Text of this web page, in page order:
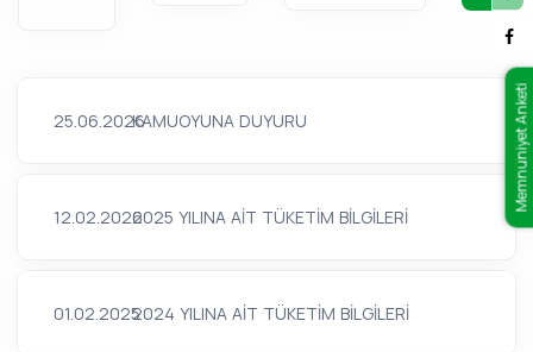
Memnuniyet Anketi
25.06.2026KAMUOYUNA DUYURU
12.02.20262025 YILINA AİT TÜKETİM BİLGİLERİ
01.02.20252024 YILINA AİT TÜKETİM BİLGİLERİ